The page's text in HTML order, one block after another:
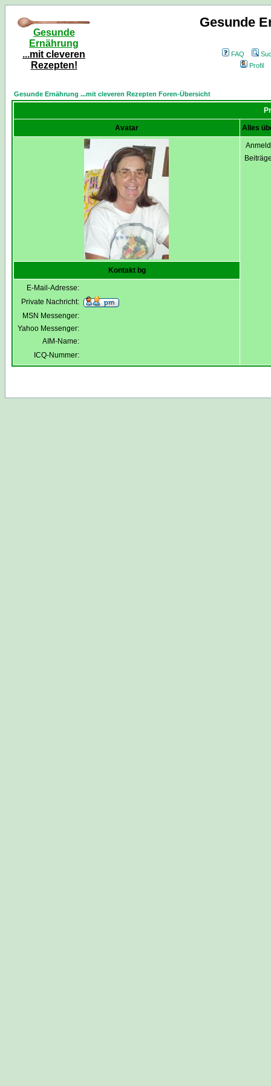
Gesunde
Ernährung
...mit cleveren
Rezepten!
Gesunde
FAQ
Profil
Gesunde Ernährung ...mit cleveren Rezepten Foren-Übersicht
Avatar Alles
Kontakt bg
E-Mail-Adresse:
Private Nachricht:
MSN Messenger:
Yahoo Messenger:
AIM-Name:
ICQ-Nummer: